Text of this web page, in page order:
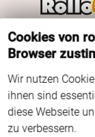
Cookies von
Browser
Wir nutzen
ihnen sind
diese Webseite
zu verbessern.
Tel.: +49
Fax.: +41
Mail: